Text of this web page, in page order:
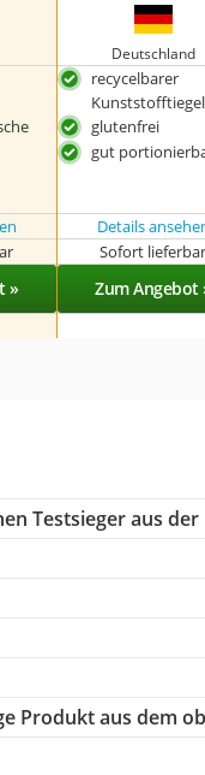
Deutschland
recycelbarer
Kunststofftiegel
glutenfrei
gut
Details
Sofort lieferbar
» Zum Angebot
Testsieger aus der
Produkt aus dem